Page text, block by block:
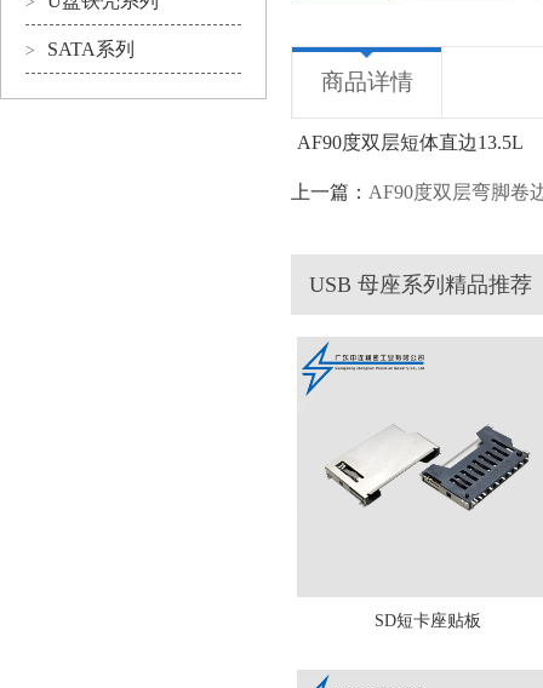
> SATA系列
商品详情
AF90度双层短体直边13.5L
上一篇： AF90度双层弯脚卷
USB 母座系列精品推荐
SD短卡座贴板